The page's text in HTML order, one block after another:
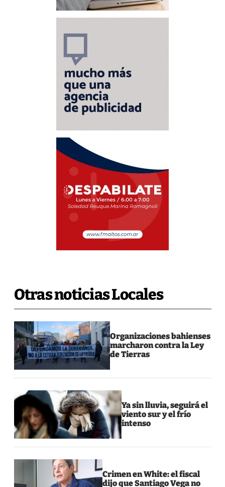
Otras noticias Locales
Organizaciones bahienses
marcharon contra la Ley
de Tierras
Ya sin lluvia, seguirá el
viento sur y el frío
intenso
Crimen en White: el fiscal
dijo que Santiago Vega no